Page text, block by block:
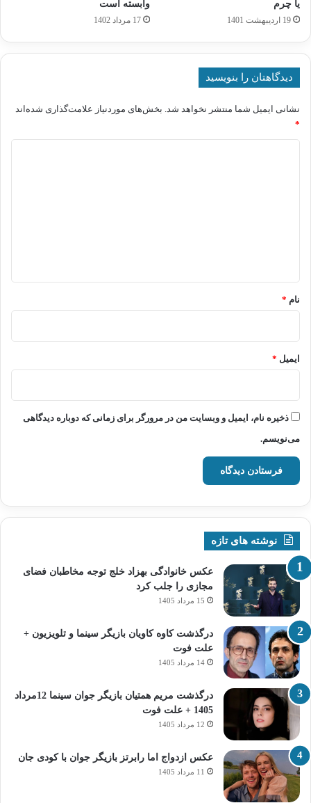
یا چرم
19 اردیبهشت 1401
وابسته است
17 مرداد 1402
دیدگاهتان را بنویسید
نشانی ایمیل شما منتشر نخواهد شد. بخش‌های موردنیاز علامت‌گذاری شده‌اند
*
نام *
ایمیل *
ذخیره نام، ایمیل و وبسایت من در مرورگر برای زمانی که دوباره دیدگاهی
می‌نویسم.
نوشته های تازه
عکس خانوادگی بهزاد خلج توجه مخاطبان فضای
مجازی را جلب کرد
15 مرداد 1405
درگذشت کاوه کاویان بازیگر سینما و تلویزیون +
علت فوت
14 مرداد 1405
درگذشت مریم همتیان بازیگر جوان سینما 12مرداد
1405 + علت فوت
12 مرداد 1405
عکس ازدواج اما رابرتز بازیگر جوان با کودی جان
11 مرداد 1405